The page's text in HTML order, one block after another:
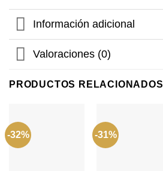
Información adicional
Valoraciones (0)
PRODUCTOS RELACIONADOS
-32% -31%